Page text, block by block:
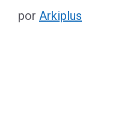
por Arkiplus